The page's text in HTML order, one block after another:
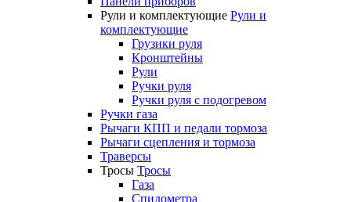
Рули и комплектующие Рули и
комплектующие
Грузики руля
Кронштейны
Рули
Ручки руля
Ручки руля с подогревом
Ручки газа
Рычаги КПП и педали тормоза
Рычаги сцепления и тормоза
Траверсы
Тросы Тросы
Газа
Спидометра